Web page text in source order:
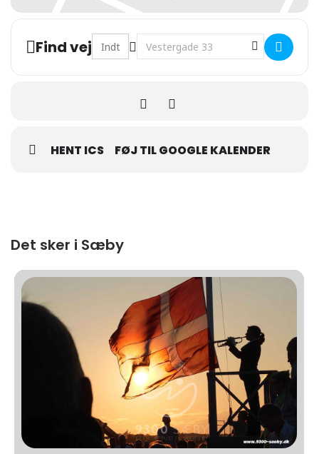
Find vej Address - DJ Korgaard [wnTMn7ugw]
Destination Address - DJ Korgaard
HENT ICS FØJ TIL GOOGLE KALENDER
Det sker i Sæby